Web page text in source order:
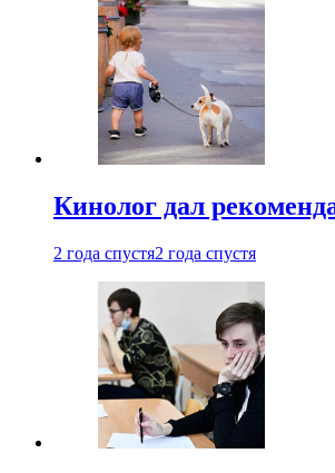
Кинолог дал
2 года спустя2 года спустя